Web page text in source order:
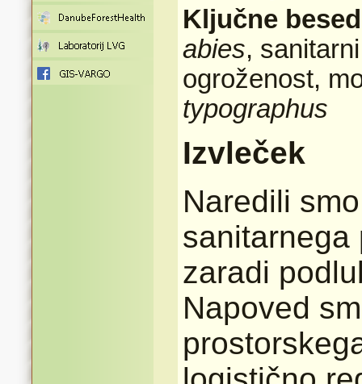
Ključne
abies,
ogroženost,
typographus
Izvleček
Naredili
sanitarnega
zaradi
Napoved